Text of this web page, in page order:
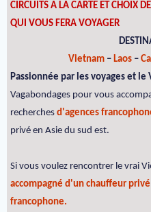
CIRCUITS A LA CARTE ET CHOIX
QUI VOUS FERA VOYAGER
Vietnam– Laos –
Passionnée par les voyages et le
Vagabondages pour vous
recherches d'agences
privé en Asie du sud est.
Si vous voulez rencontrer le vrai
accompagné d'un chauffeur
francophone.